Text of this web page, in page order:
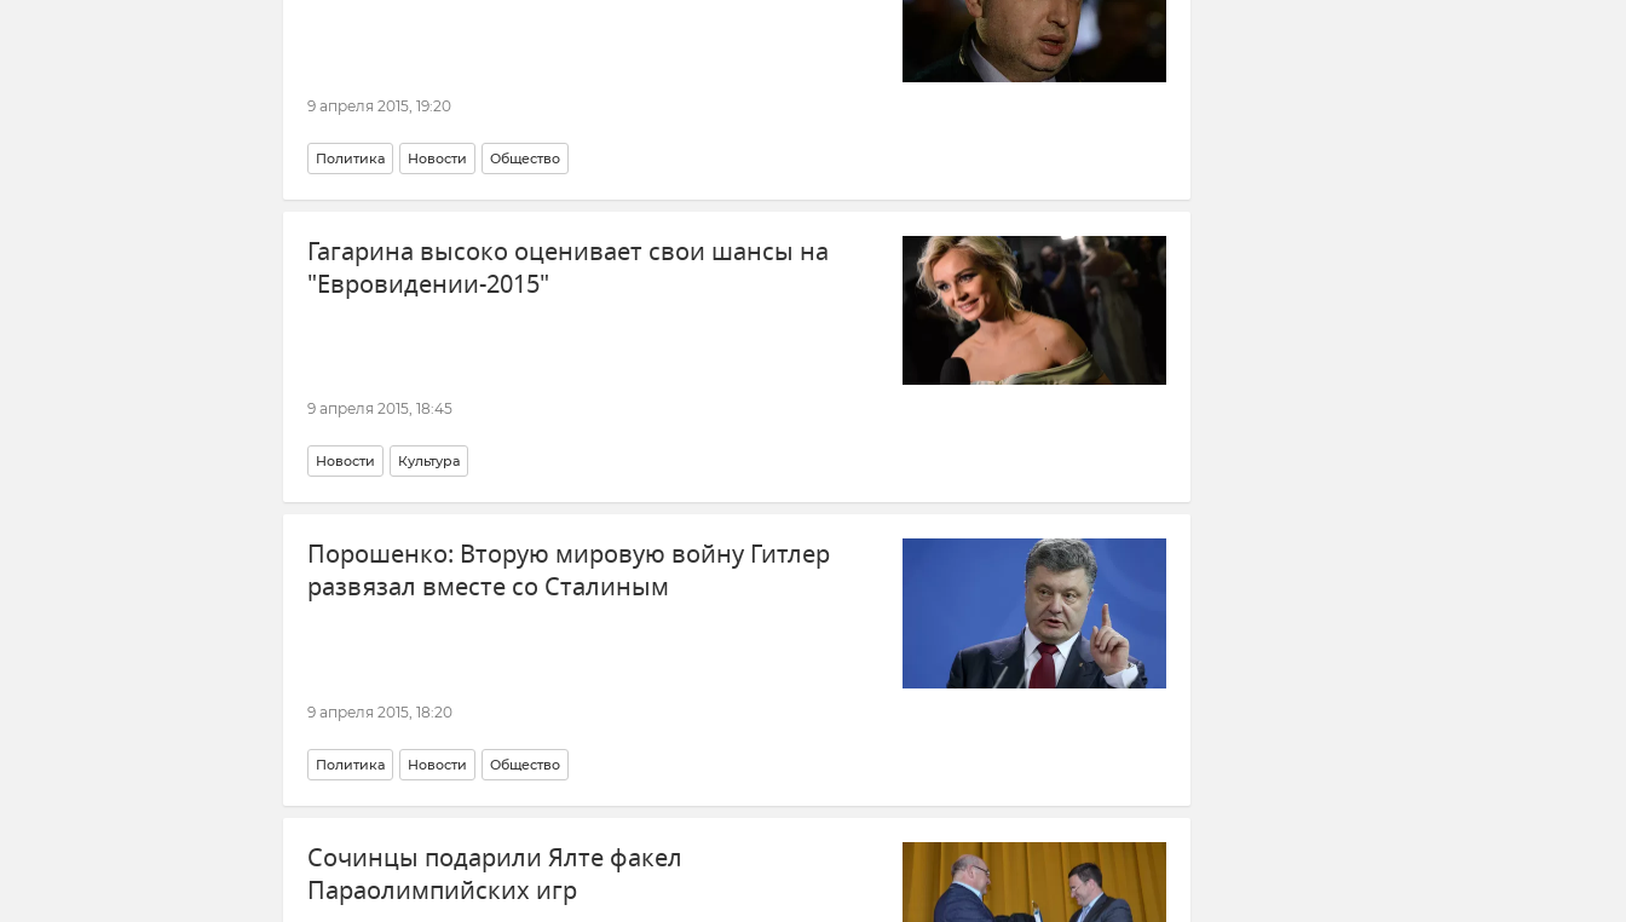
9 апреля 2015, 19:20
Политика Новости Общество
Гагарина высоко оценивает свои шансы на
"Евровидении-2015"
9 апреля 2015, 18:45
Новости Культура
Порошенко: Вторую мировую войну Гитлер
развязал вместе со Сталиным
9 апреля 2015, 18:20
Политика Новости Общество
Сочинцы подарили Ялте факел
Параолимпийских игр